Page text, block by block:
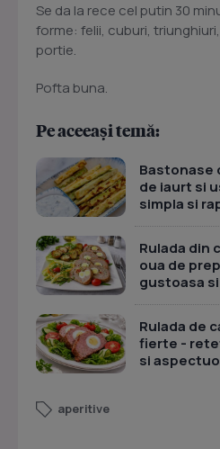
Se da la rece cel putin 30
forme: felii, cuburi,
portie.
Pofta buna.
Pe aceeași temă:
Bastonase
de iaurt si
simpla si
Rulada din
oua de
gustoasa
Rulada de
fierte -
si
aperitive